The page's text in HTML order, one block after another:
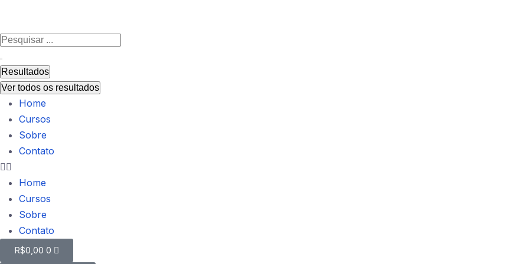
Resultados
Ver todos os resultados
Home
Cursos
Sobre
Contato
Home
Cursos
Sobre
Contato
R$0,00 0